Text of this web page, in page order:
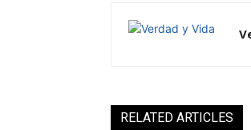
RELATED ARTICLES